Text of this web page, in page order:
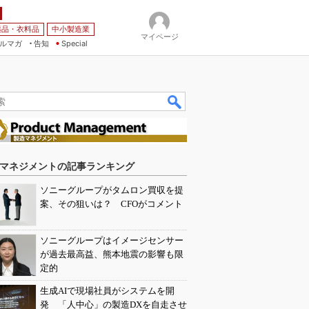
・衣料品
中小製造業
マガ
告知 Special
マイページ
ネジメントの記事ランキング
ソニーグループがタムロン買収を提
案、その狙いは？ CFOがコメント
ソニーグループはイメージセンサー
が過去最高益、熊本地震の影響も限
定的
生成AIで現場社員がシステムを開
発 「人中心」の製造DXを自走させ